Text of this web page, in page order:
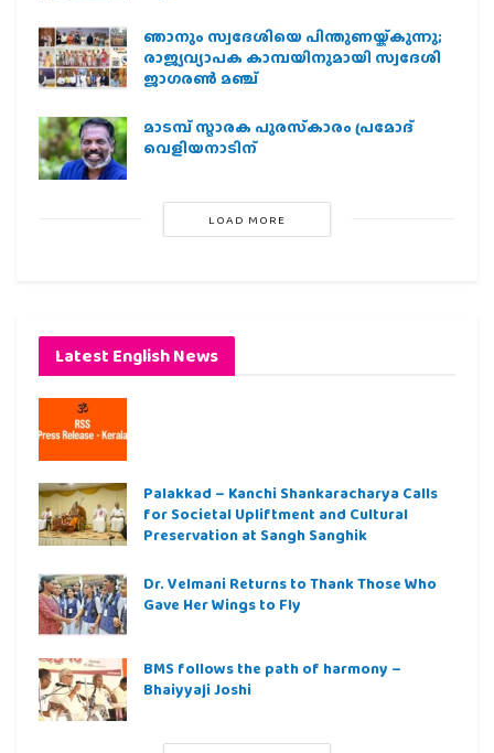
ഞാനും സ്വദേശിയെ പിന്തുണയ്ക്കുന്നു;
രാജ്യവ്യാപക കാമ്പയിനുമായി സ്വദേശി
ജാഗരണ്‍ മഞ്ച്
മാടമ്പ് സ്മാരക പുരസ്‌കാരം പ്രമോദ്
വെളിയനാടിന്
LOAD MORE
Latest English News
Palakkad – Kanchi Shankaracharya Calls
for Societal Upliftment and Cultural
Preservation at Sangh Sanghik
Dr. Velmani Returns to Thank Those Who
Gave Her Wings to Fly
BMS follows the path of harmony –
Bhaiyyaji Joshi